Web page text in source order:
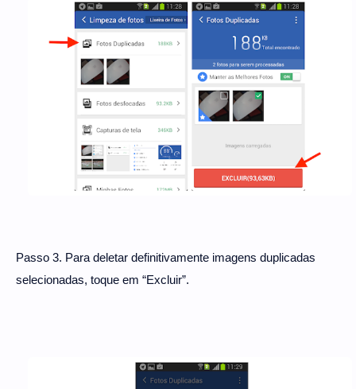
Passo 3. Para deletar definitivamente imagens duplicadas
selecionadas, toque em “Excluir”.